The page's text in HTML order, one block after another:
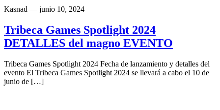
Kasnad — junio 10, 2024
Tribeca Games Spotlight 2024
DETALLES del magno EVENTO
Tribeca Games Spotlight 2024 Fecha de lanzamiento y detalles del
evento El Tribeca Games Spotlight 2024 se llevará a cabo el 10 de
junio de […]